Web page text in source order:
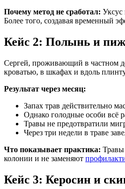
Почему метод не сработал:
Более того, создавая временный
Кейс 2: Полынь и
Сергей, проживающий в частном
кроватью, в шкафах и вдоль
Результат через месяц:
Запах трав действительно
Однако голодные особи всё
Травы не предотвратили
Через три недели в траве
Что показывает практика: Травы
колонии и не заменяют
Кейс 3: Керосин и